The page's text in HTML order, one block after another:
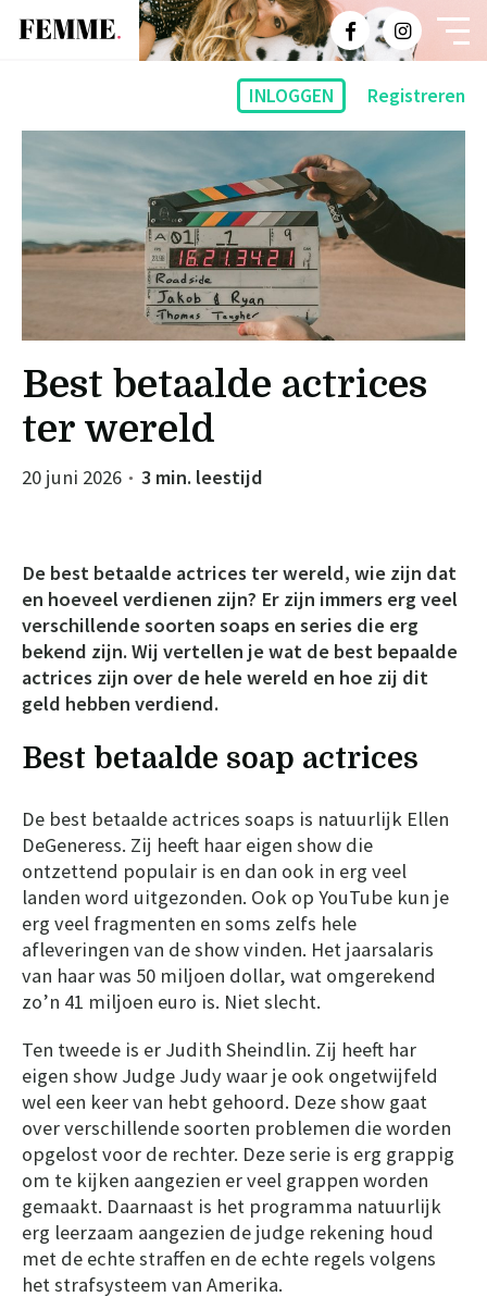
INLOGGEN Registreren
Best betaalde actrices
ter wereld
20 juni 2026 ● 3 min. leestijd
De best betaalde actrices ter wereld, wie zijn dat
en hoeveel verdienen zijn? Er zijn immers erg veel
verschillende soorten soaps en series die erg
bekend zijn. Wij vertellen je wat de best bepaalde
actrices zijn over de hele wereld en hoe zij dit
geld hebben verdiend.
Best betaalde soap actrices
De best betaalde actrices soaps is natuurlijk Ellen
DeGeneress. Zij heeft haar eigen show die
ontzettend populair is en dan ook in erg veel
landen word uitgezonden. Ook op YouTube kun je
erg veel fragmenten en soms zelfs hele
afleveringen van de show vinden. Het jaarsalaris
van haar was 50 miljoen dollar, wat omgerekend
zo’n 41 miljoen euro is. Niet slecht.
Ten tweede is er Judith Sheindlin. Zij heeft har
eigen show Judge Judy waar je ook ongetwijfeld
wel een keer van hebt gehoord. Deze show gaat
over verschillende soorten problemen die worden
opgelost voor de rechter. Deze serie is erg grappig
om te kijken aangezien er veel grappen worden
gemaakt. Daarnaast is het programma natuurlijk
erg leerzaam aangezien de judge rekening houd
met de echte straffen en de echte regels volgens
het strafsysteem van Amerika.